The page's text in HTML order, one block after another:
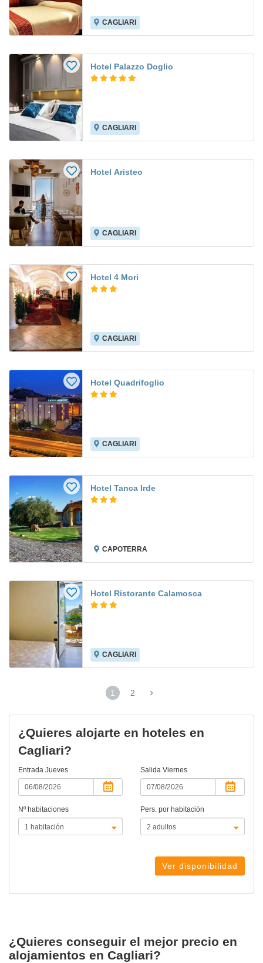
CAGLIARI
Hotel Palazzo Doglio
CAGLIARI
Hotel Aristeo
CAGLIARI
Hotel 4 Mori
CAGLIARI
Hotel Quadrifoglio
CAGLIARI
Hotel Tanca Irde
CAPOTERRA
Hotel Ristorante Calamosca
CAGLIARI
1
(página
2
¿Quieres alojarte en hoteles en
Cagliari?
Entrada Jueves Salida Viernes
Nº habitaciones Pers. por habitación
Ver disponibilidad
¿Quieres conseguir el mejor precio en
alojamientos en Cagliari?